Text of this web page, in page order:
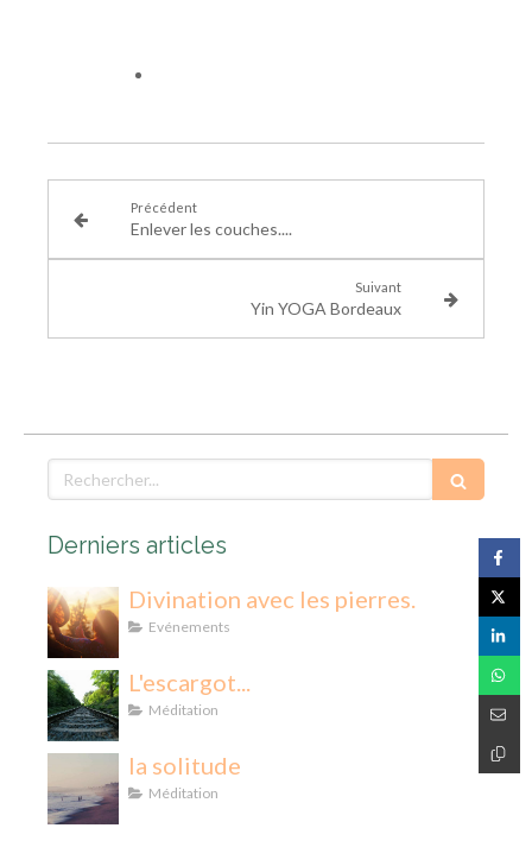
Précédent
Enlever les couches....
Suivant
Yin YOGA Bordeaux
Derniers articles
Divination avec les pierres.
Evénements
L'escargot...
Méditation
la solitude
Méditation